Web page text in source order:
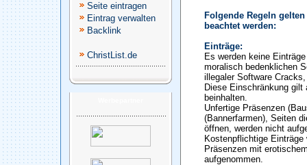
Seite eintragen
Eintrag verwalten
Backlink
ChristList.de
Folgende Regeln
beachtet werden:
Einträge:
Es werden keine
moralisch bedenklichen
illegaler Software
Diese Einschränkung
beinhalten.
Unfertige Präsenzen
(Bannerfarmen), Seiten
öffnen, werden nicht
Kostenpflichtige
Präsenzen mit
aufgenommen.